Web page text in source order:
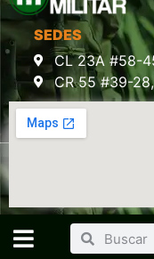
SEDES
CL 23A #58-
CR 55 #39-